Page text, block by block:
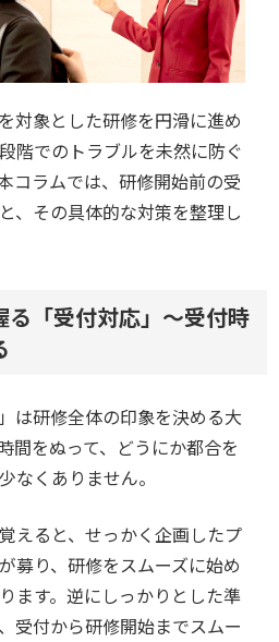
対象とした研修を円滑に進め
階でのトラブルを未然に防ぐ
コラムでは、研修開始前の受
、その具体的な対策を整理し
「受付対応」～受付時
は研修全体の印象を決める大
間をぬって、どうにか都合を
なくありません。
えると、せっかく企画したプ
募り、研修をスムーズに始め
ます。逆にしっかりとした準
受付から研修開始までスムー